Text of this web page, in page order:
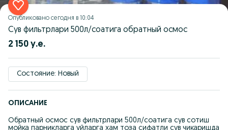
Опубликовано сегодня в 10:04
Сув фильтрлари 500л/соатига обратный осмос
2 150 у.е.
Состояние: Новый
ОПИСАНИЕ
Обратный осмос сув фильтрлари 500л/соатига сув сотиш
мойка парникларга уйларга хам тоза сифатли сув чикаришда